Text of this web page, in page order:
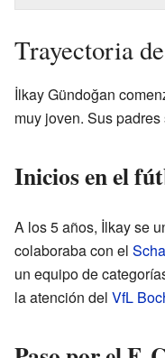
Trayectoria
İlkay Gündoğan
muy joven. Sus
Inicios en el
A los 5 años, İlkay se
colaboraba con el
un equipo de
la atención del VfL